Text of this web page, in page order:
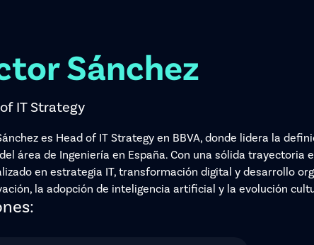
Sánchez
IT Strategy
es Head of IT Strategy en BBVA, donde lidera la
área de Ingeniería en España. Con una sólida trayectoria
en estrategia IT, transformación digital y desarrollo
la adopción de inteligencia artificial y la evolución